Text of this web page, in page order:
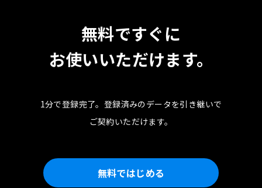
無料ですぐに
お使いいただけます。
1分で登録完了。 登録済みのデータを引き継いで
ご契約いただけます。
無料ではじめる